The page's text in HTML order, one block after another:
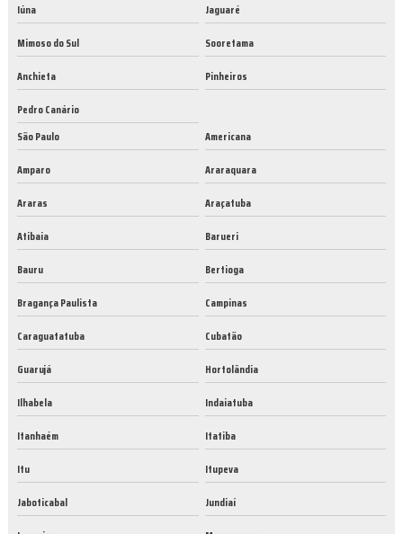
Iúna
Jaguaré
Mimoso do Sul
Sooretama
Anchieta
Pinheiros
Pedro Canário
São Paulo
Americana
Amparo
Araraquara
Araras
Araçatuba
Atibaia
Barueri
Bauru
Bertioga
Bragança Paulista
Campinas
Caraguatatuba
Cubatão
Guarujá
Hortolândia
Ilhabela
Indaiatuba
Itanhaém
Itatiba
Itu
Itupeva
Jaboticabal
Jundiaí